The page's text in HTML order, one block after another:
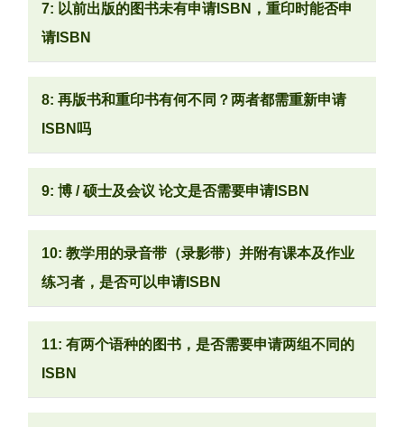
7: 以前出版的图书未有申请ISBN，重印时能否申
请ISBN
8: 再版书和重印书有何不同？两者都需重新申请
ISBN吗
9: 博 / 硕士及会议 论文是否需要申请ISBN
10: 教学用的录音带（录影带）并附有课本及作业
练习者，是否可以申请ISBN
11: 有两个语种的图书，是否需要申请两组不同的
ISBN